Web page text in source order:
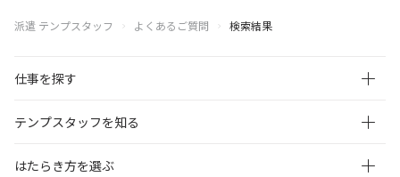
派遣 テンプスタッフ よくあるご質問 検索結果
仕事を探す
テンプスタッフを知る
はたらき方を選ぶ